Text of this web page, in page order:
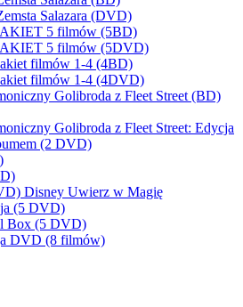
Salazara (DVD)
5 filmów (5BD)
5 filmów (5DVD)
filmów 1-4 (4BD)
filmów 1-4 (4DVD)
Golibroda z Fleet Street (BD)
Golibroda z Fleet Street: Edycja
(2 DVD)
Disney Uwierz w Magię
(5 DVD)
Box (5 DVD)
DVD (8 filmów)